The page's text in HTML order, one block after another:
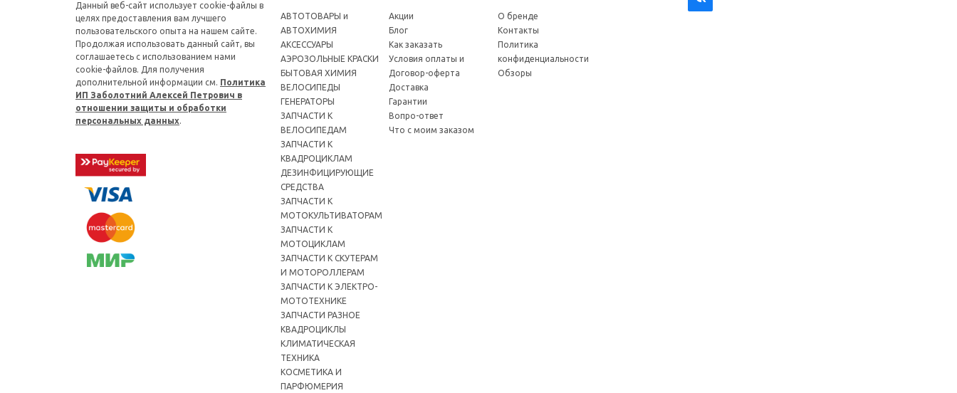
Данный веб-сайт использует cookie-файлы в
целях предоставления вам лучшего
пользовательского опыта на нашем сайте.
Продолжая использовать данный сайт, вы
соглашаетесь с использованием нами
cookie-файлов. Для получения
дополнительной информации см. Политика
ИП Заболотний Алексей Петрович в
отношении защиты и обработки
персональных данных.
АВТОТОВАРЫ и
АВТОХИМИЯ
АКСЕССУАРЫ
АЭРОЗОЛЬНЫЕ КРАСКИ
БЫТОВАЯ ХИМИЯ
ВЕЛОСИПЕДЫ
ГЕНЕРАТОРЫ
ЗАПЧАСТИ К
ВЕЛОСИПЕДАМ
ЗАПЧАСТИ К
КВАДРОЦИКЛАМ
ДЕЗИНФИЦИРУЮЩИЕ
СРЕДСТВА
ЗАПЧАСТИ К
МОТОКУЛЬТИВАТОРАМ
ЗАПЧАСТИ К
МОТОЦИКЛАМ
ЗАПЧАСТИ К СКУТЕРАМ
И МОТОРОЛЛЕРАМ
ЗАПЧАСТИ К ЭЛЕКТРО-
МОТОТЕХНИКЕ
ЗАПЧАСТИ РАЗНОЕ
КВАДРОЦИКЛЫ
КЛИМАТИЧЕСКАЯ
ТЕХНИКА
КОСМЕТИКА И
ПАРФЮМЕРИЯ
Акции
Блог
Как заказать
Условия оплаты и
Договор-оферта
Доставка
Гарантии
Вопро-ответ
Что с моим заказом
О бренде
Контакты
Политика
конфиденциальности
Обзоры